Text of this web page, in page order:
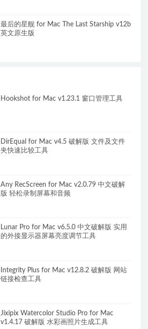
最后的星舰 for Mac The Last Starship v12b
英文原生版
Hookshot for Mac v1.23.1 窗口管理工具
DirEqual for Mac v4.5 破解版 文件及文件
夹快速比较工具
Any RecScreen for Mac v2.0.79 中文破解
版 轻松录制屏幕和音频
Lunar Pro for Mac v6.5.0 中文破解版 实用
的外接显示器屏幕亮度调节工具
Integrity Plus for Mac v12.8.2 破解版 网站
链接检查工具
Jixipix Watercolor Studio Pro for Mac
v1.4.17 破解版 水彩画照片生成工具